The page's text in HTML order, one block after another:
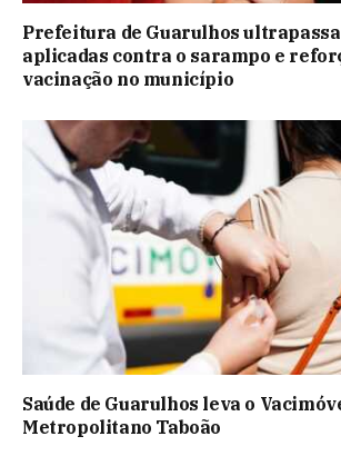
Prefeitura de Guarulhos
aplicadas contra o sarampo e
vacinação no município
Saúde de Guarulhos leva o
Metropolitano Taboão